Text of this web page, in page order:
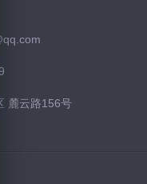
麓云路156号